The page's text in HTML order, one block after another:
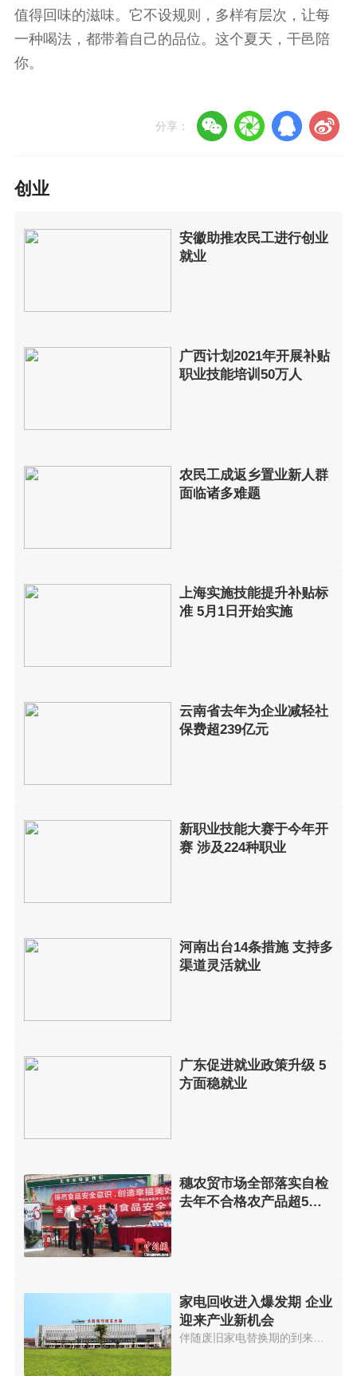
值得回味的滋味。它不设规则，多样有层次，让每
一种喝法，都带着自己的品位。这个夏天，干邑陪
你。
分享：
创业
安徽助推农民工进行创业
就业
广西计划2021年开展补贴
职业技能培训50万人
农民工成返乡置业新人群
面临诸多难题
上海实施技能提升补贴标
准 5月1日开始实施
云南省去年为企业减轻社
保费超239亿元
新职业技能大赛于今年开
赛 涉及224种职业
河南出台14条措施 支持多
渠道灵活就业
广东促进就业政策升级 5
方面稳就业
穗农贸市场全部落实自检
去年不合格农产品超5万
家电回收进入爆发期 企业
迎来产业新机会